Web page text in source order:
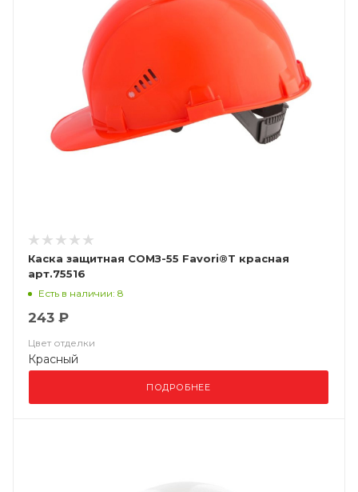
Каска защитная СОМЗ-55 Favori®T красная
арт.75516
Есть в наличии: 8
243 ₽
Цвет отделки
Красный
ПОДРОБНЕЕ